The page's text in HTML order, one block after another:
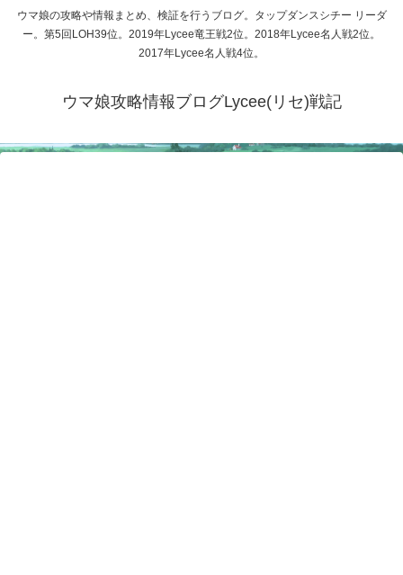
ウマ娘の攻略や情報まとめ、検証を行うブログ。タップダンスシチー リーダ
ー。第5回LOH39位。2019年Lycee竜王戦2位。2018年Lycee名人戦2位。
2017年Lycee名人戦4位。
ウマ娘攻略情報ブログLycee(リセ)戦記